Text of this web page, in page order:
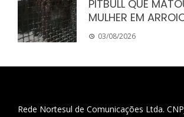
PITBULL QUE
MULHER EM
03/08/2026
Rede Nortesul de Comunicações Ltda.